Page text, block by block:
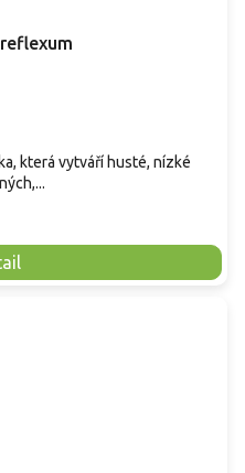
která vytváří husté, nízké